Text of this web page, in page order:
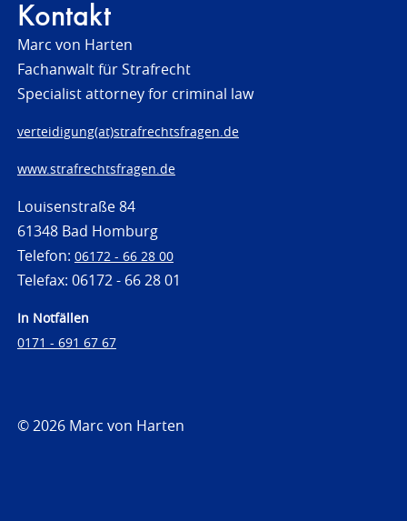
Kontakt
Marc von Harten
Fachanwalt für Strafrecht
Specialist attorney for criminal law
verteidigung(at)strafrechtsfragen.de
www.strafrechtsfragen.de
Louisenstraße 84
61348 Bad Homburg
Telefon: 06172 - 66 28 00
Telefax: 06172 - 66 28 01
In Notfällen
0171 - 691 67 67
© 2026 Marc von Harten